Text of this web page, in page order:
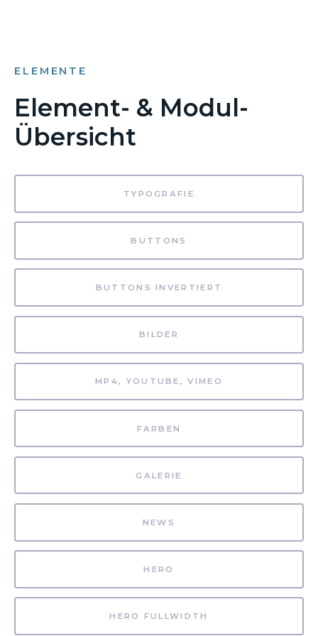
ELEMENTE
Element- & Modul-
Übersicht
TYPOGRAFIE
BUTTONS
BUTTONS INVERTIERT
BILDER
MP4, YOUTUBE, VIMEO
FARBEN
GALERIE
NEWS
HERO
HERO FULLWIDTH